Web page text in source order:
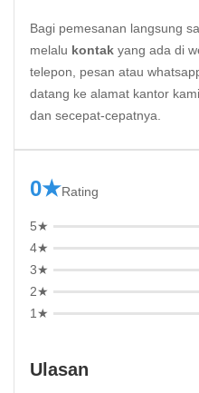
Bagi pemesanan langsung
melalu kontak yang ada di
telepon, pesan atau
datang ke alamat kantor
dan secepat-cepatnya.
0★Rating
5★
4★
3★
2★
1★
Ulasan